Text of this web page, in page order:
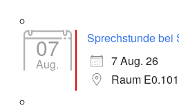
07
Aug.
Sprechstunde bei
7 Aug. 26
Raum